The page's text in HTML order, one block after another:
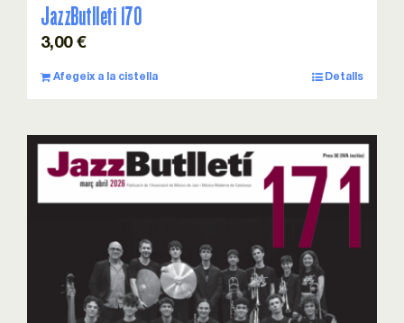
JazzButlleti 170
3,00 €
Afegeix a la cistella Detalls